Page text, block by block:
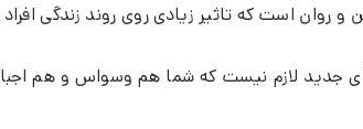
است که تاثیر زیادی روی روند زندگی
جدید لازم نیست که شما هم وسواس و هم اجبار